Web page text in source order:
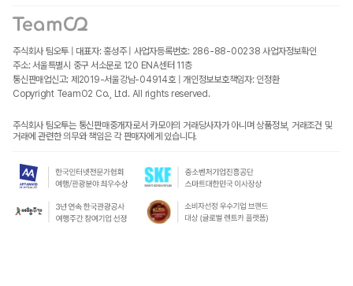
주식회사 팀오투 | 대표자: 홍성주 | 사업자등록번호: 286-88-00238 사업자정보확인
주소: 서울특별시 중구 서소문로 120 ENA센터 11층
통신판매업신고: 제2019-서울강남-04914호 | 개인정보보호책임자: 인정환
Copyright TeamO2 Co., Ltd. All rights reserved.
주식회사 팀오투는 통신판매중개자로서 카모아의 거래당사자가 아니며 상품정보, 거래조건 및
거래에 관련한 의무와 책임은 각 판매자에게 있습니다.